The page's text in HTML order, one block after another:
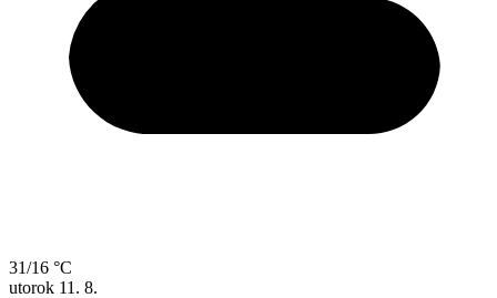
31/16 °C
utorok 11. 8.